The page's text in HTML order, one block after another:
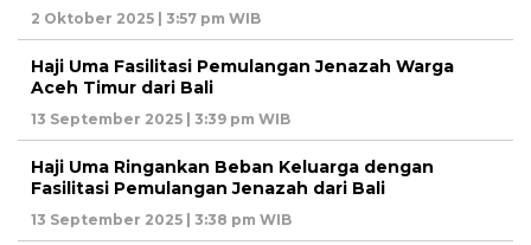
2 Oktober 2025 | 3:57 pm WIB
Haji Uma Fasilitasi Pemulangan Jenazah Warga
Aceh Timur dari Bali
13 September 2025 | 3:39 pm WIB
Haji Uma Ringankan Beban Keluarga dengan
Fasilitasi Pemulangan Jenazah dari Bali
13 September 2025 | 3:38 pm WIB